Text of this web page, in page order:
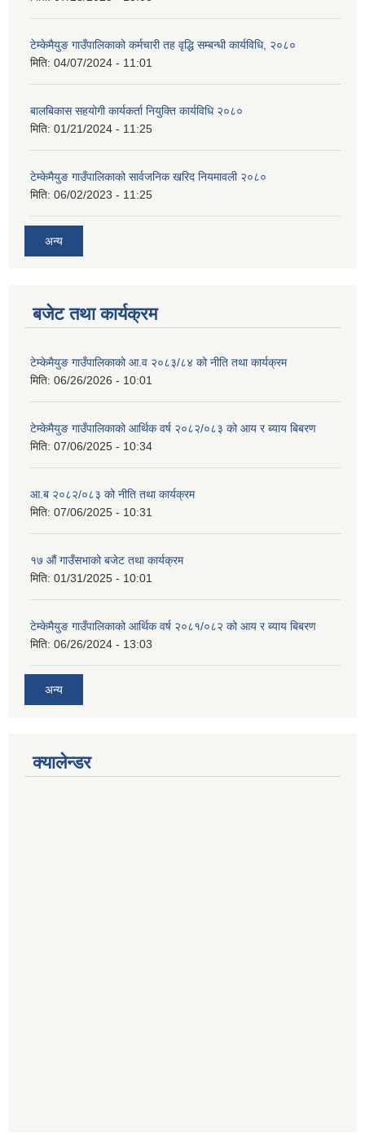
टेम्केमैयुङ गाउँपालिकाको कर्मचारी तह वृद्धि सम्बन्धी कार्यविधि, २०८०
मिति: 04/07/2024 - 11:01
बालबिकास सहयोगी कार्यकर्ता नियुक्ति कार्यविधि २०८०
मिति: 01/21/2024 - 11:25
टेम्केमैयुङ गाउँपालिकाको सार्वजनिक खरिद नियमावली २०८०
मिति: 06/02/2023 - 11:25
अन्य
बजेट तथा कार्यक्रम
टेम्केमैयुङ गाउँपालिकाको आ.व २०८३/८४ को नीति तथा कार्यक्रम
मिति: 06/26/2026 - 10:01
टेम्केमैयुङ गाउँपालिकाको आर्थिक वर्ष २०८२/०८३ को आय र ब्याय बिबरण
मिति: 07/06/2025 - 10:34
आ.ब २०८२/०८३ को नीति तथा कार्यक्रम
मिति: 07/06/2025 - 10:31
१७ औं गाउँसभाको बजेट तथा कार्यक्रम
मिति: 01/31/2025 - 10:01
टेम्केमैयुङ गाउँपालिकाको आर्थिक वर्ष २०८१/०८२ को आय र ब्याय बिबरण
मिति: 06/26/2024 - 13:03
अन्य
क्यालेन्डर